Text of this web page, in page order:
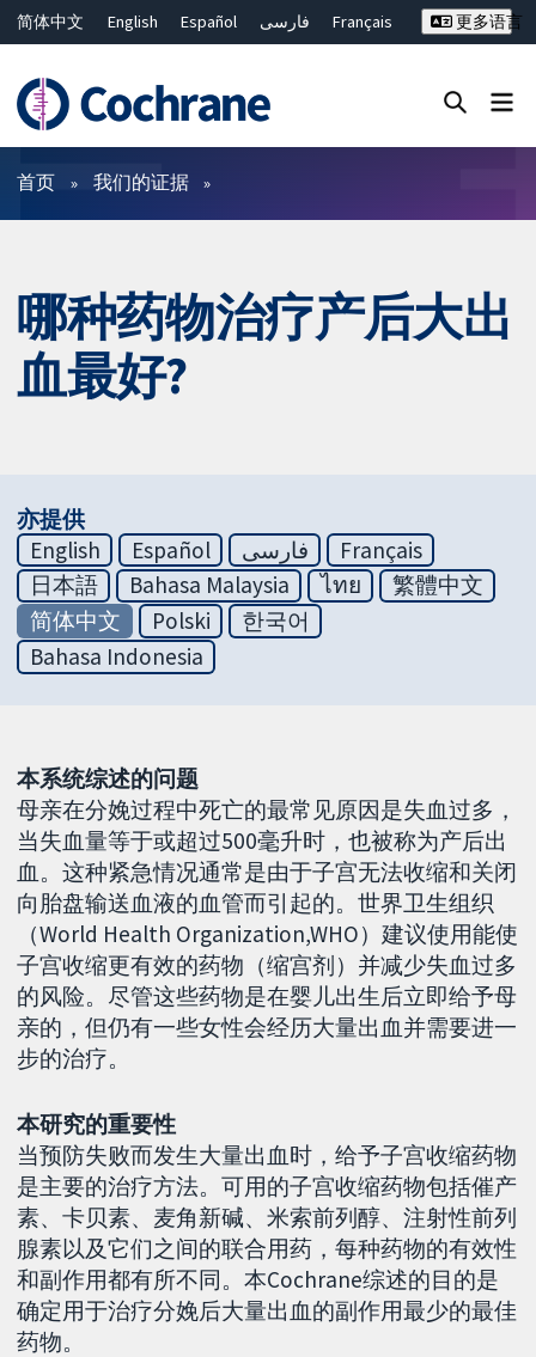
简体中文 English Español فارسی
Français
ไทย
繁體中文
更多语言
过滤
首页 我们的证据
哪种药物治疗产后大出
血最好?
亦提供
English
Español فارسی
Français
日本語
Bahasa Malaysia ไทย
繁體中文
简体中文
Polski
한국어
Bahasa Indonesia
本系统综述的问题
母亲在分娩过程中死亡的最常见原因是失血过多，
当失血量等于或超过500毫升时，也被称为产后出
血。这种紧急情况通常是由于子宫无法收缩和关闭
向胎盘输送血液的血管而引起的。世界卫生组织
（World Health Organization,WHO）建议使用能使
子宫收缩更有效的药物（缩宫剂）并减少失血过多
的风险。尽管这些药物是在婴儿出生后立即给予母
亲的，但仍有一些女性会经历大量出血并需要进一
步的治疗。
本研究的重要性
当预防失败而发生大量出血时，给予子宫收缩药物
是主要的治疗方法。可用的子宫收缩药物包括催产
素、卡贝素、麦角新碱、米索前列醇、注射性前列
腺素以及它们之间的联合用药，每种药物的有效性
和副作用都有所不同。本Cochrane综述的目的是
确定用于治疗分娩后大量出血的副作用最少的最佳
药物。